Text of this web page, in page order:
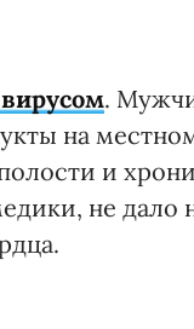
.
на
и
не дало